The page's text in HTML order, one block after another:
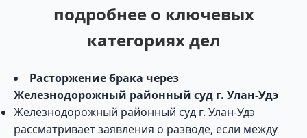
подробнее о ключевых
категориях дел
Расторжение брака через
Железнодорожный районный суд г. Улан-Удэ
Железнодорожный районный суд г. Улан-Удэ
рассматривает заявления о разводе, если между